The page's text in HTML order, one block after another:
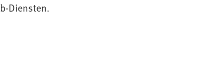
Diensten.